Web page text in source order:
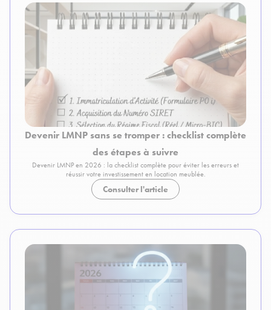
Devenir LMNP sans se tromper : checklist complète
des étapes à suivre
Devenir LMNP en 2026 : la checklist complète pour éviter les erreurs et
réussir votre investissement en location meublée.
Consulter l'article